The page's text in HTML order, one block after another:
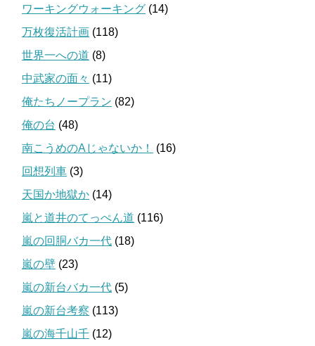
ワーキングウォーキング (14)
万枚復活計画 (118)
世界一への道 (8)
中武家の面々 (11)
俺たちノープラン (82)
俺の台 (48)
南こうめのAじゃないか！
(16)
回想列車 (3)
天国か地獄か (14)
嵐と道井のてっぺん道 (116)
嵐の回胴バカ一代 (18)
嵐の壁 (23)
嵐の新台バカ一代 (5)
嵐の新台考察 (113)
嵐の海千山千 (12)